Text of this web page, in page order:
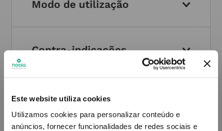
Este website utiliza cookies
Utilizamos cookies para personalizar conteúdo e
anúncios, fornecer funcionalidades de redes sociais e
Modo de utilização
Contra-indicações
Informações técnicas